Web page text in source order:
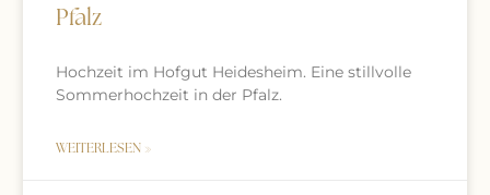
Pfalz
Hochzeit im Hofgut Heidesheim. Eine stillvolle
Sommerhochzeit in der Pfalz.
WEITERLESEN »